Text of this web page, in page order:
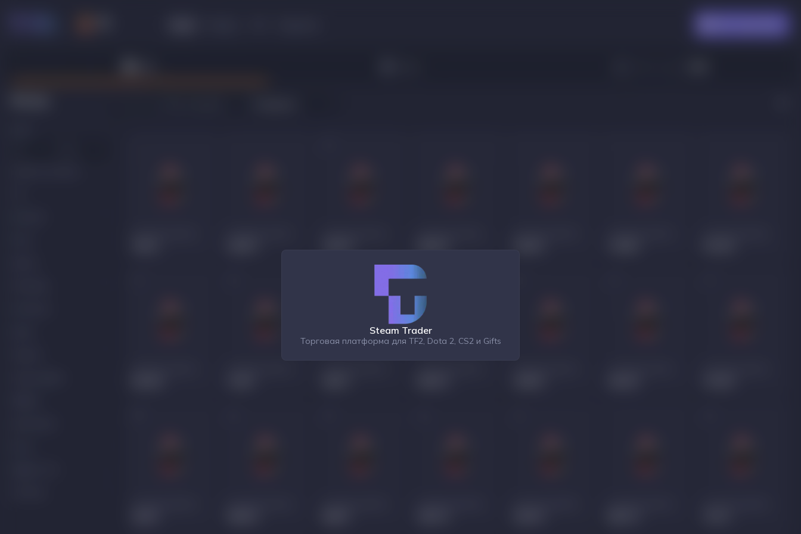
Steam Trader
Торговая платформа для TF2, Dota 2, CS2 и Gifts